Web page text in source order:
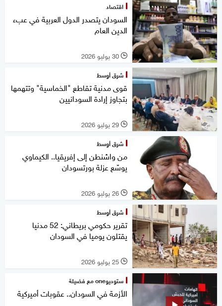
اقتصاد
السودان يتصدر الدول العربية في عبء
الدين العام
l 30 يوليو 2026
شرق أوسط
قوى مدنية تقاطع "الخماسية" وتتهمها
بتجاوز إرادة السودانيين
l 29 يوليو 2026
شرق أوسط
من واشنطن إلى إفريقيا.. الكيماوي
يوسّع عزلة بورتسودان
l 26 يوليو 2026
شرق أوسط
تقرير حكومي بريطاني: 52 مدنيا
يقتلون يوميا في السودان
l 25 يوليو 2026
ستوديوone مع فضيلة
الأزمة في السودان.. عقوبات أميركية